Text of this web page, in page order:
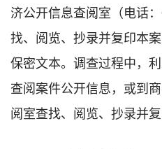
济公开信息查阅室（电话：
找、阅览、抄录并复印本
保密文本。调查过程中，
查阅案件公开信息，或到
阅室查找、阅览、抄录并